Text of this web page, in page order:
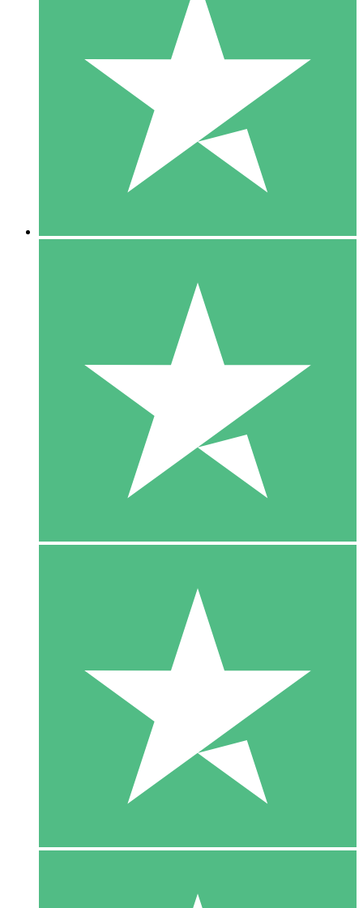
Paquetes de Créditos Individuales
Paga según el uso con créditos de descarga. Sin compromiso
10 00
10 Descargas
20 00